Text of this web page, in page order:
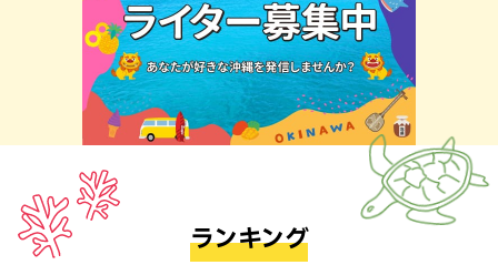
ランキング